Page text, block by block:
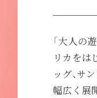
「大人の
リカをは
ッグ、サ
幅広く展